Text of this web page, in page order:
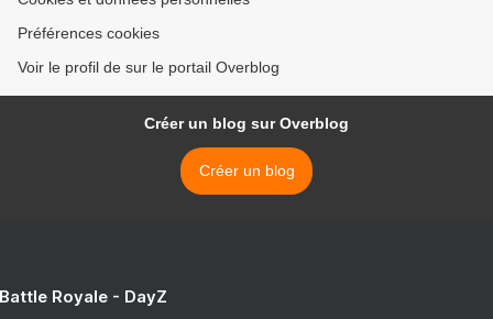
Préférences cookies
Voir le profil de sur le portail Overblog
Créer un blog sur Overblog
Créer un blog
Royale - DayZ